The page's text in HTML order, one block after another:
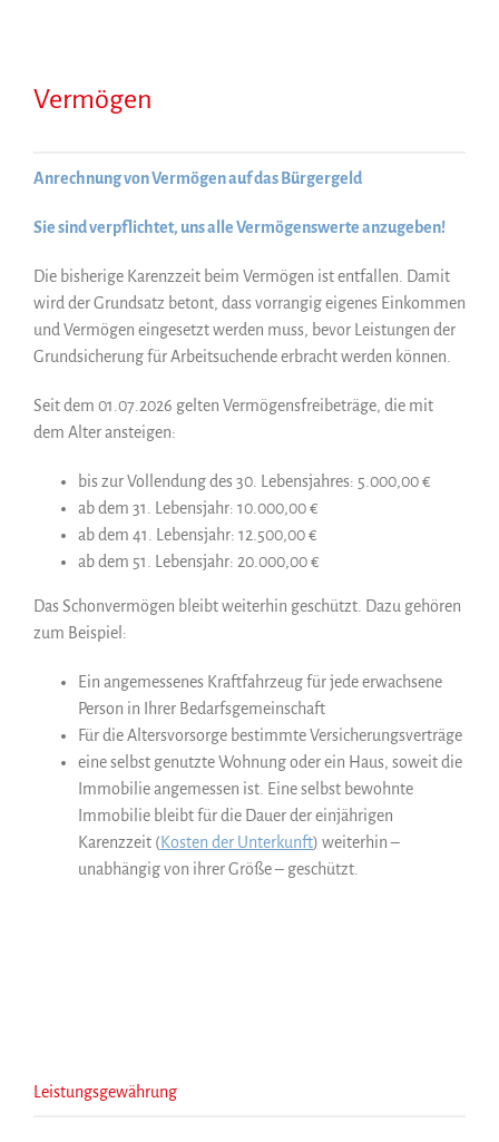
Vermögen
Anrechnung von Vermögen auf das Bürgergeld
Sie sind verpflichtet, uns alle Vermögenswerte anzugeben!
Die bisherige Karenzzeit beim Vermögen ist entfallen. Damit
wird der Grundsatz betont, dass vorrangig eigenes Einkommen
und Vermögen eingesetzt werden muss, bevor Leistungen der
Grundsicherung für Arbeitsuchende erbracht werden können.
Seit dem 01.07.2026 gelten Vermögensfreibeträge, die mit
dem Alter ansteigen:
bis zur Vollendung des 30. Lebensjahres: 5.000,00 €
ab dem 31. Lebensjahr: 10.000,00 €
ab dem 41. Lebensjahr: 12.500,00 €
ab dem 51. Lebensjahr: 20.000,00 €
Das Schonvermögen bleibt weiterhin geschützt. Dazu gehören
zum Beispiel:
Ein angemessenes Kraftfahrzeug für jede erwachsene
Person in Ihrer Bedarfsgemeinschaft
Für die Altersvorsorge bestimmte Versicherungsverträge
eine selbst genutzte Wohnung oder ein Haus, soweit die
Immobilie angemessen ist. Eine selbst bewohnte
Immobilie bleibt für die Dauer der einjährigen
Karenzzeit (Kosten der Unterkunft) weiterhin –
unabhängig von ihrer Größe – geschützt.
Leistungsgewährung